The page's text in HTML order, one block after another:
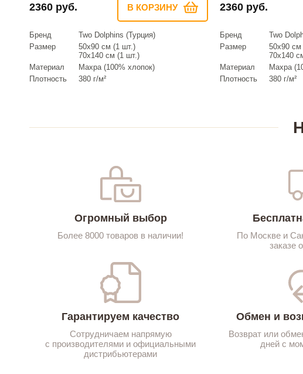
2360 руб. В КОРЗИНУ
Бренд
Two Dolphins (Турция)
Размер
50х90 см (1 шт.)
70х140 см (1 шт.)
Материал
Махра (100% хлопок)
Плотность
380 г/м²
2360 руб.
Бренд
Two
Размер
50х90
70х140
Материал
Махра
Плотность
380 г/м²
Огромный выбор
Более 8000 товаров в наличии!
По Москве и
заказе
Гарантируем качество
Сотрудничаем напрямую
с производителями и официальными
дистрибьютерами
Обмен и
Возврат или
дней с